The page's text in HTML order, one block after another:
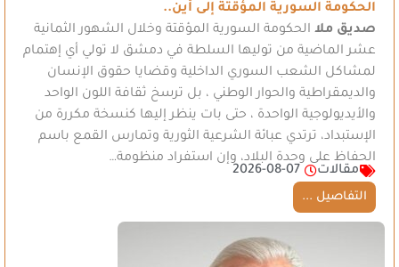
الحكومة السورية المؤقتة إلى أين..
صديق ملا الحكومة السورية المؤقتة وخلال الشهور الثمانية
عشر الماضية من توليها السلطة في دمشق لا تولي أي إهتمام
لمشاكل الشعب السوري الداخلية وقضايا حقوق الإنسان
والديمقراطية والحوار الوطني ، بل ترسخ ثقافة اللون الواحد
والأيديولوجية الواحدة ، حتى بات ينظر إليها كنسخة مكررة من
الإستبداد، ترتدي عبائة الشرعية الثورية وتمارس القمع باسم
الحفاظ على وحدة البلاد، وإن استفراد منظومة…
مقالات
2026-08-07
التفاصيل ...